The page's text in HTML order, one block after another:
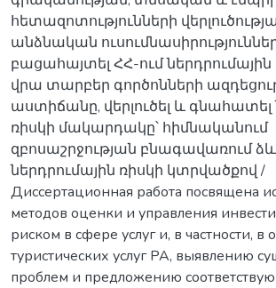
հետազոտությունների
անձնական
բացահայտել ՀՀ-ում
վրա տարբեր գործոնների
աստիճանը, վերլուծել և գնահատել
ռիսկի մակարդակը՝ հիմնականում
զբոսաշրջության բնագավառում
ներդրումային ռիսկի կտրվածքով /
Диссертационная работа посвящена
методов оценки и управления
риском в сфере услуг и, в частности, в
туристических услуг РА, выявлению
проблем и предложению